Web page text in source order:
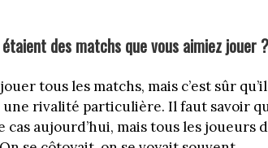
des matchs que vous aimiez jouer ?
tous les matchs, mais c’est sûr
rivalité particulière. Il faut savoir
cas aujourd’hui, mais tous les joueurs